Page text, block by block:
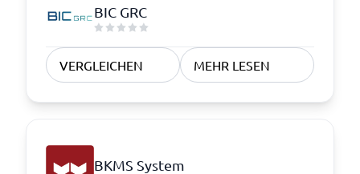
BIC GRC
VERGLEICHEN MEHR LESEN
BKMS System